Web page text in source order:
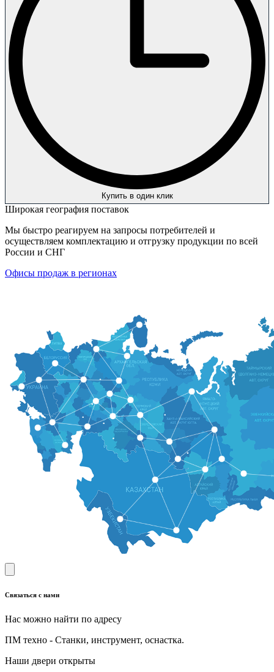
Купить в один клик
Широкая география поставок
Мы быстро реагируем на запросы потребителей и
осуществляем комплектацию и отгрузку продукции по всей
России и СНГ
Офисы продаж в регионах
Связаться с нами
Нас можно найти по адресу
ПМ техно - Станки, инструмент, оснастка.
Наши двери открыты